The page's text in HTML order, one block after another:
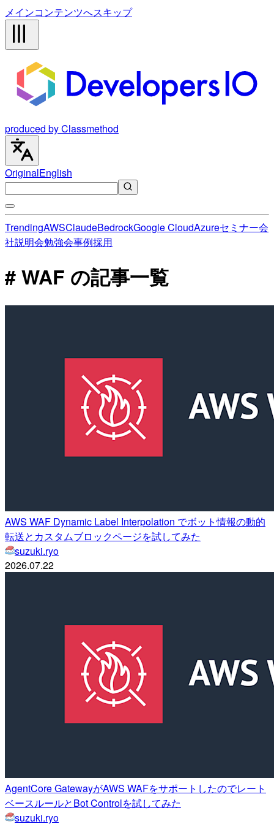
メインコンテンツへスキップ
produced by Classmethod
OriginalEnglish
TrendingAWSClaudeBedrockGoogle CloudAzureセミナー会
社説明会勉強会事例採用
# WAF の記事一覧
AWS WAF Dynamic Label Interpolation でボット情報の動的
転送とカスタムブロックページを試してみた
suzuki.ryo
2026.07.22
AgentCore GatewayがAWS WAFをサポートしたのでレート
ベースルールとBot Controlを試してみた
suzuki.ryo